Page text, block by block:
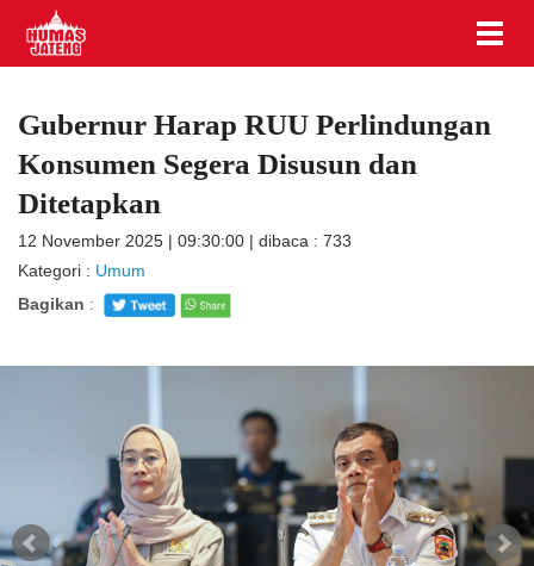
Gubernur Harap RUU Perlindungan
Konsumen Segera Disusun dan
Ditetapkan
12 November 2025 | 09:30:00 | dibaca : 733
Kategori : Umum
Bagikan :